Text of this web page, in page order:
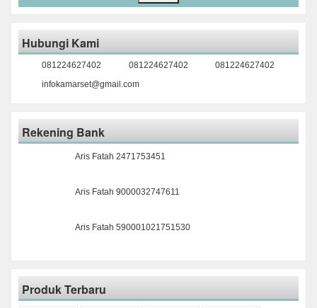
Hubungi Kami
081224627402 081224627402
081224627402
infokamarset@gmail.com
Rekening Bank
Aris Fatah 2471753451
Aris Fatah 9000032747611
Aris Fatah 590001021751530
Produk Terbaru